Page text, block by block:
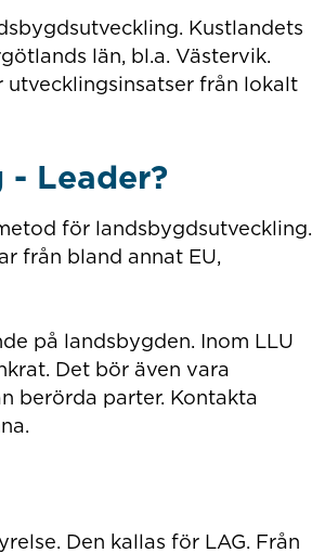
Kustlandets
län, bl.a. Västervik.
från lokalt
Leader?
för landsbygdsutveckling.
från bland annat EU,
på landsbygden. Inom LLU
Det bör även vara
berörda parter. Kontakta
Den kallas för LAG. Från